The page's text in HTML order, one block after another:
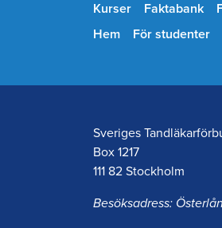
Kurser Faktabank
Hem
För studenter
Sveriges
Box 1217
111 82 Stockholm
Besöksadress: